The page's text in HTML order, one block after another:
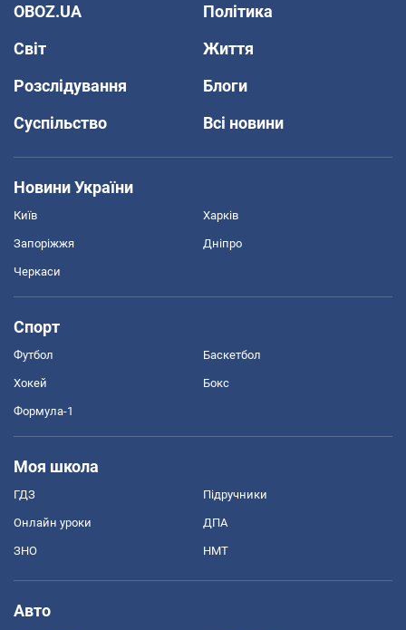
OBOZ.UA
Політика
Світ
Життя
Розслідування
Блоги
Суспільство
Всі новини
Новини України
Київ Харків
Запоріжжя Дніпро
Черкаси
Спорт
Футбол Баскетбол
Хокей Бокс
Формула-1
Моя школа
ГДЗ Підручники
Онлайн уроки ДПА
ЗНО НМТ
Авто